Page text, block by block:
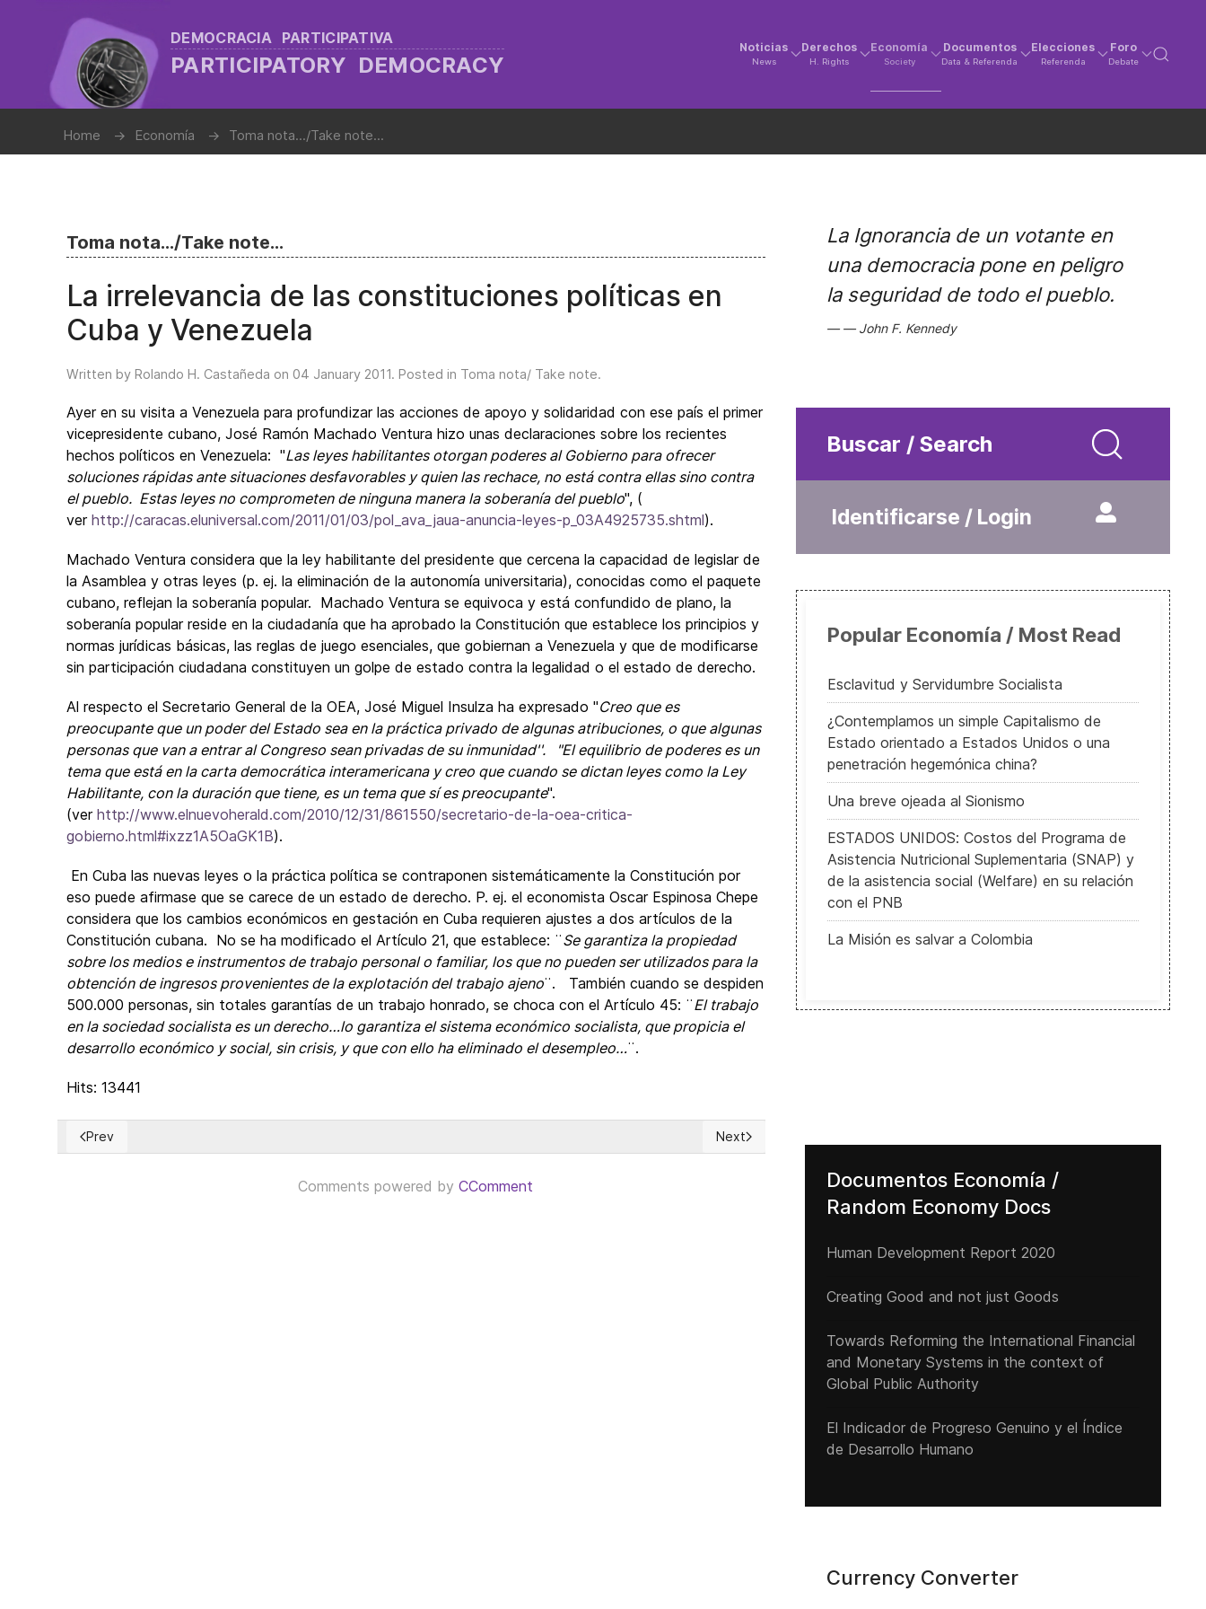
DEMOCRACIA PARTICIPATIVA
PARTICIPATORY DEMOCRACY
Noticias
News
Derechos
H. Rights
Economía
Society
Documentos
Data & Referenda
Elecciones
Referenda
Foro
Debate
Home Economía Toma nota.../Take note...
Toma nota.../Take note...
La irrelevancia de las constituciones políticas en
Cuba y Venezuela
Written by Rolando H. Castañeda on 04 January 2011. Posted in Toma nota/ Take note.
Ayer en su visita a Venezuela para profundizar las acciones de apoyo y solidaridad con ese país el primer
vicepresidente cubano, José Ramón Machado Ventura hizo unas declaraciones sobre los recientes
hechos políticos en Venezuela: "Las leyes habilitantes otorgan poderes al Gobierno para ofrecer
soluciones rápidas ante situaciones desfavorables y quien las rechace, no está contra ellas sino contra
el pueblo. Estas leyes no comprometen de ninguna manera la soberanía del pueblo", (
ver http://caracas.eluniversal.com/2011/01/03/pol_ava_jaua-anuncia-leyes-p_03A4925735.shtml).
Machado Ventura considera que la ley habilitante del presidente que cercena la capacidad de legislar de
la Asamblea y otras leyes (p. ej. la eliminación de la autonomía universitaria), conocidas como el paquete
cubano, reflejan la soberanía popular. Machado Ventura se equivoca y está confundido de plano, la
soberanía popular reside en la ciudadanía que ha aprobado la Constitución que establece los principios y
normas jurídicas básicas, las reglas de juego esenciales, que gobiernan a Venezuela y que de modificarse
sin participación ciudadana constituyen un golpe de estado contra la legalidad o el estado de derecho.
Al respecto el Secretario General de la OEA, José Miguel Insulza ha expresado "Creo que es
preocupante que un poder del Estado sea en la práctica privado de algunas atribuciones, o que algunas
personas que van a entrar al Congreso sean privadas de su inmunidad''. "El equilibrio de poderes es un
tema que está en la carta democrática interamericana y creo que cuando se dictan leyes como la Ley
Habilitante, con la duración que tiene, es un tema que sí es preocupante''.
(ver http://www.elnuevoherald.com/2010/12/31/861550/secretario-de-la-oea-critica-
gobierno.html#ixzz1A5OaGK1B).
En Cuba las nuevas leyes o la práctica política se contraponen sistemáticamente la Constitución por
eso puede afirmase que se carece de un estado de derecho. P. ej. el economista Oscar Espinosa Chepe
considera que los cambios económicos en gestación en Cuba requieren ajustes a dos artículos de la
Constitución cubana. No se ha modificado el Artículo 21, que establece: ¨Se garantiza la propiedad
sobre los medios e instrumentos de trabajo personal o familiar, los que no pueden ser utilizados para la
obtención de ingresos provenientes de la explotación del trabajo ajeno¨. También cuando se despiden
500.000 personas, sin totales garantías de un trabajo honrado, se choca con el Artículo 45: ¨El trabajo
en la sociedad socialista es un derecho…lo garantiza el sistema económico socialista, que propicia el
desarrollo económico y social, sin crisis, y que con ello ha eliminado el desempleo…¨.
Hits: 13441
Previous article: ¿Volverá alguna forma de patrón oro?
Prev Next article: Madoff & Goldman Sachs - Where was [is] the SEC?
Next
Comments powered byCComment
La Ignorancia de un votante en
una democracia pone en peligro
la seguridad de todo el pueblo.
John F. Kennedy
Buscar / Search
Identificarse / Login
Popular Economía / Most Read
Esclavitud y Servidumbre Socialista
¿Contemplamos un simple Capitalismo de
Estado orientado a Estados Unidos o una
penetración hegemónica china?
Una breve ojeada al Sionismo
ESTADOS UNIDOS: Costos del Programa de
Asistencia Nutricional Suplementaria (SNAP) y
de la asistencia social (Welfare) en su relación
con el PNB
La Misión es salvar a Colombia
Documentos Economía /
Random Economy Docs
Human Development Report 2020
Creating Good and not just Goods
Towards Reforming the International Financial
and Monetary Systems in the context of
Global Public Authority
El Indicador de Progreso Genuino y el Índice
de Desarrollo Humano
Currency Converter